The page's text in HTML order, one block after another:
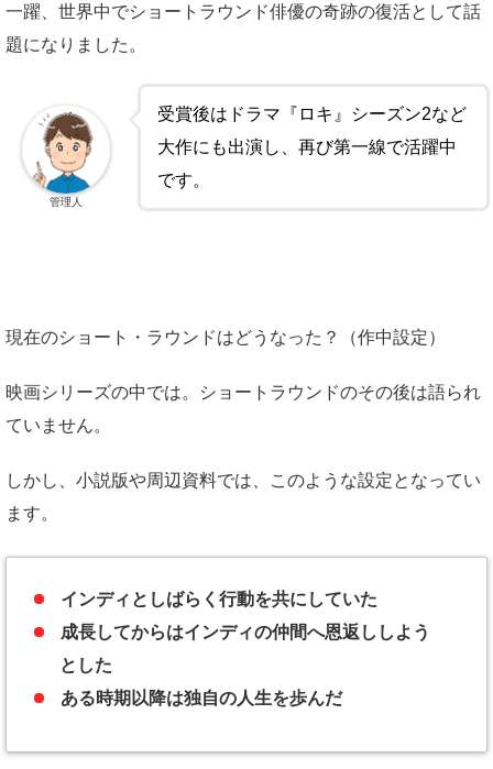
一躍、世界中でショートラウンド俳優の奇跡の復活として話
題になりました。
受賞後はドラマ『ロキ』シーズン2など
大作にも出演し、再び第一線で活躍中
です。
管理人
現在のショート・ラウンドはどうなった？（作中設定）
映画シリーズの中では。ショートラウンドのその後は語られ
ていません。
しかし、小説版や周辺資料では、このような設定となってい
ます。
インディとしばらく行動を共にしていた
成長してからはインディの仲間へ恩返ししよう
とした
ある時期以降は独自の人生を歩んだ